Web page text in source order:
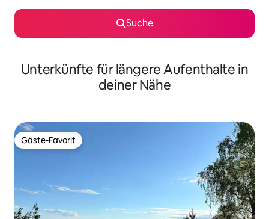
Suche
Unterkünfte für längere Aufenthalte in
deiner Nähe
Gäste-Favorit
Gäste-Favorit